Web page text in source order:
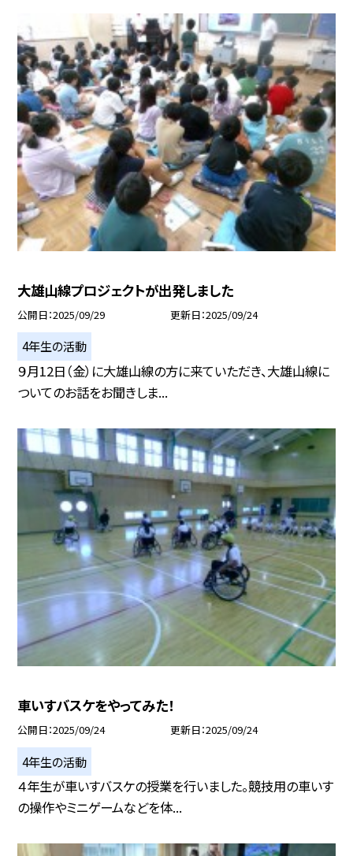
大雄山線プロジェクトが出発しました
公開日 2025/09/29 更新日 2025/09/24
4年生の活動
９月12日（金）に大雄山線の方に来ていただき、大雄山線に
ついてのお話をお聞きしま...
車いすバスケをやってみた！
公開日 2025/09/24 更新日 2025/09/24
4年生の活動
４年生が車いすバスケの授業を行いました。競技用の車いす
の操作やミニゲームなどを体...